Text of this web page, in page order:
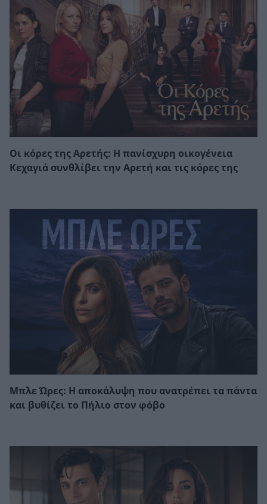
Οι κόρες της Αρετής: Η πανίσχυρη οικογένεια
Κεχαγιά συνθλίβει την Αρετή και τις κόρες της
Μπλε Ώρες: Η αποκάλυψη που ανατρέπει τα πάντα
και βυθίζει το Πήλιο στον φόβο